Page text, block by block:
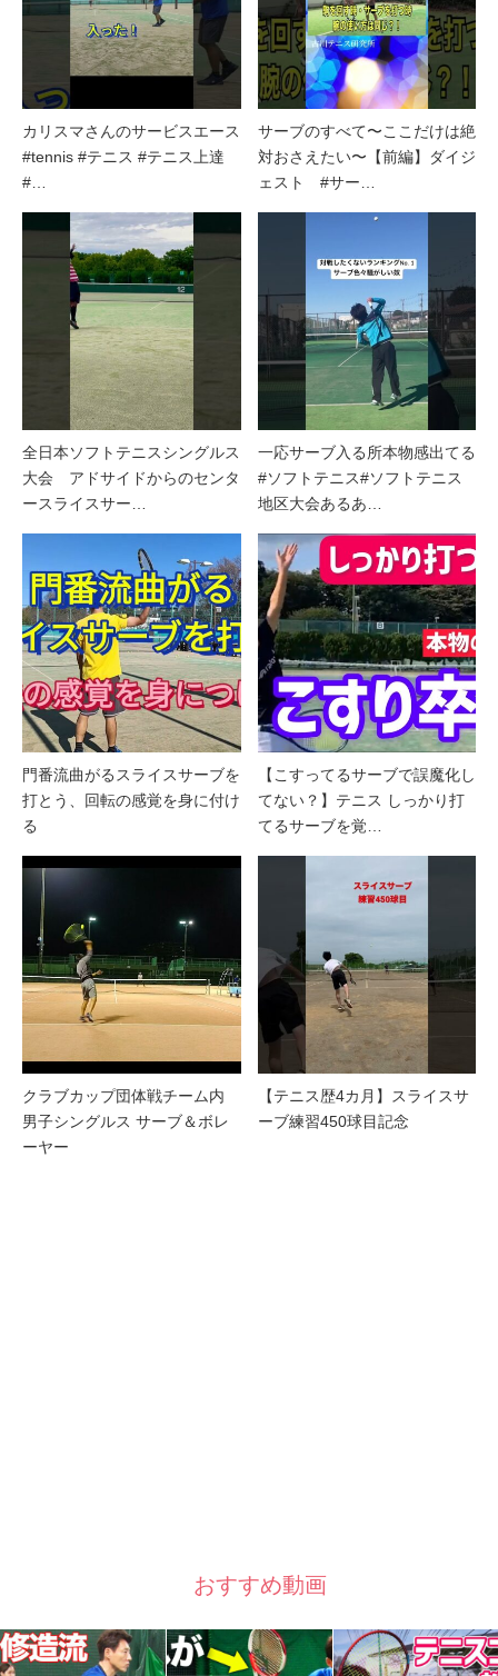
カリスマさんのサービスエース
#tennis #テニス #テニス上達
#…
サーブのすべて〜ここだけは絶
対おさえたい〜【前編】ダイジ
ェスト #サー…
全日本ソフトテニスシングルス
大会 アドサイドからのセンタ
ースライスサー…
一応サーブ入る所本物感出てる
#ソフトテニス#ソフトテニス
地区大会あるあ…
門番流曲がるスライスサーブを
打とう、回転の感覚を身に付け
る
【こすってるサーブで誤魔化し
てない？】テニス しっかり打
てるサーブを覚…
クラブカップ団体戦チーム内
男子シングルス サーブ＆ボレ
ーヤー
【テニス歴4カ月】スライスサ
ーブ練習450球目記念
おすすめ動画